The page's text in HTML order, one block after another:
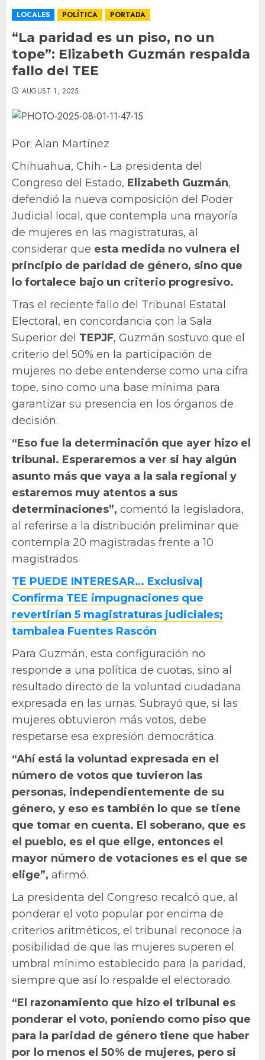
LOCALES POLÍTICA PORTADA
“La paridad es un piso, no un
tope”: Elizabeth Guzmán respalda
fallo del TEE
AUGUST 1, 2025
Por: Alan Martínez
Chihuahua, Chih.- La presidenta del
Congreso del Estado, Elizabeth Guzmán,
defendió la nueva composición del Poder
Judicial local, que contempla una mayoría
de mujeres en las magistraturas, al
considerar que esta medida no vulnera el
principio de paridad de género, sino que
lo fortalece bajo un criterio progresivo.
Tras el reciente fallo del Tribunal Estatal
Electoral, en concordancia con la Sala
Superior del TEPJF, Guzmán sostuvo que el
criterio del 50% en la participación de
mujeres no debe entenderse como una cifra
tope, sino como una base mínima para
garantizar su presencia en los órganos de
decisión.
“Eso fue la determinación que ayer hizo el
tribunal. Esperaremos a ver si hay algún
asunto más que vaya a la sala regional y
estaremos muy atentos a sus
determinaciones”, comentó la legisladora,
al referirse a la distribución preliminar que
contempla 20 magistradas frente a 10
magistrados.
TE PUEDE INTERESAR… Exclusiva|
Confirma TEE impugnaciones que
revertirían 5 magistraturas judiciales;
tambalea Fuentes Rascón
Para Guzmán, esta configuración no
responde a una política de cuotas, sino al
resultado directo de la voluntad ciudadana
expresada en las urnas. Subrayó que, si las
mujeres obtuvieron más votos, debe
respetarse esa expresión democrática.
“Ahí está la voluntad expresada en el
número de votos que tuvieron las
personas, independientemente de su
género, y eso es también lo que se tiene
que tomar en cuenta. El soberano, que es
el pueblo, es el que elige, entonces el
mayor número de votaciones es el que se
elige”, afirmó.
La presidenta del Congreso recalcó que, al
ponderar el voto popular por encima de
criterios aritméticos, el tribunal reconoce la
posibilidad de que las mujeres superen el
umbral mínimo establecido para la paridad,
siempre que así lo respalde el electorado.
“El razonamiento que hizo el tribunal es
ponderar el voto, poniendo como piso que
para la paridad de género tiene que haber
por lo menos el 50% de mujeres, pero si